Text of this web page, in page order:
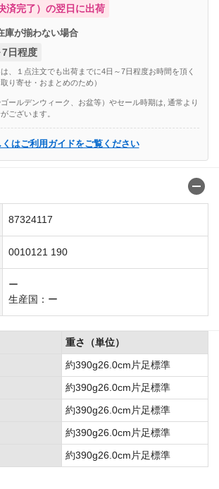
済完了）の翌日に出荷
庫が揃わない場合
日程度
、１点注文でも出荷までに4日～7日程度お時間を頂く
り寄せ・おまとめのため）
ールデンウィーク、お盆等）やセール時期は, 通常より
ございます。
くはご利用ガイドをご覧ください
87324117
0010121 190
ー
生産国：ー
重さ（単位）
約390g26.0cm片足標準
約390g26.0cm片足標準
約390g26.0cm片足標準
約390g26.0cm片足標準
約390g26.0cm片足標準